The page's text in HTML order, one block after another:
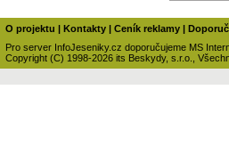
O projektu | Kontakty | Ceník reklamy |
Pro server InfoJeseniky.cz doporučujeme MS
Copyright (C) 1998-2026 its Beskydy, s.r.o.,